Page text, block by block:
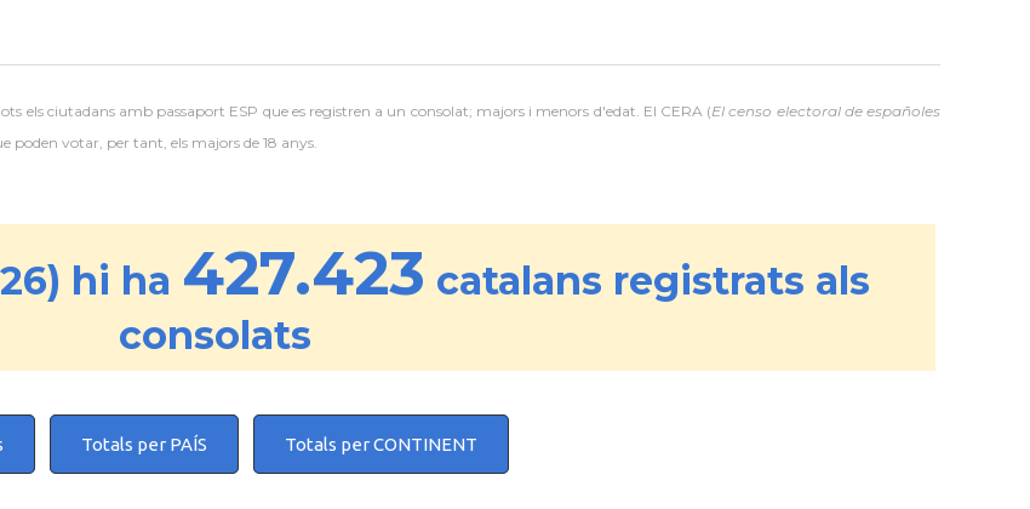
els ciutadans amb passaport ESP que es registren a un consolat; majors i menors d'edat. El CERA (El censo electoral de españoles
poden votar, per tant, els majors de 18 anys.
hi ha 427.423 catalans registrats als
consolats
Totals per PAÍS Totals per CONTINENT